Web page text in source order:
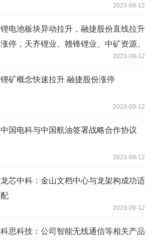
2023-09-12
锂电池板块异动拉升，融捷股份直线拉升
涨停，天齐锂业、赣锋锂业、中矿资源、
2023-09-12
锂矿概念快速拉升 融捷股份涨停
2023-09-12
中国电科与中国航油签署战略合作协议
2023-09-12
龙芯中科：金山文档中心与龙架构成功适
配
2023-09-12
科思科技：公司智能无线通信等相关产品